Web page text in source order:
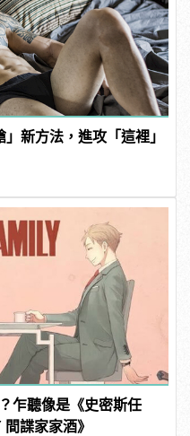
新方法，進攻「這裡」
乍聽像是《史密斯任
諜家家酒》